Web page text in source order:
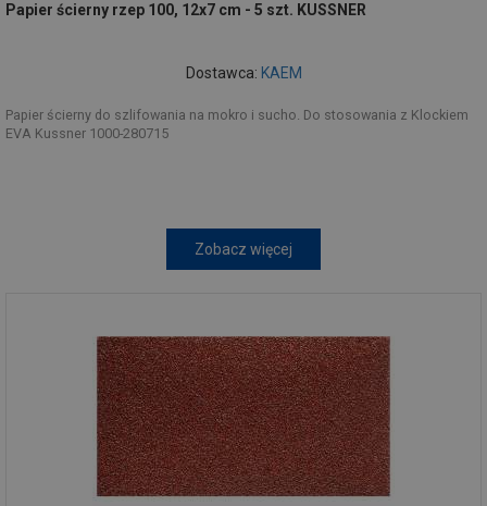
Papier ścierny rzep 100, 12x7 cm - 5 szt. KUSSNER
Dostawca: KAEM
Papier ścierny do szlifowania na mokro i sucho. Do stosowania z Klockiem
EVA Kussner 1000-280715
Zobacz więcej